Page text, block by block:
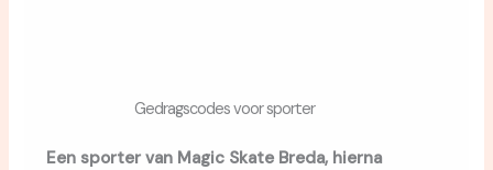
Gedragscodes voor sporter
Een sporter van Magic Skate Breda, hierna